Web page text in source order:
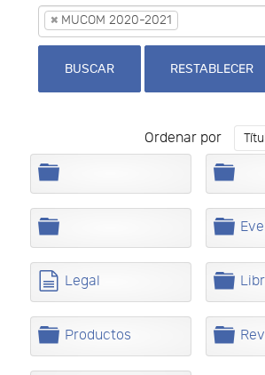
× MUCOM 2020-2021
BUSCAR RESTABLECER
Ordenar por
C
r
p
a
C
r
p
a
C
r
p
a
C
r
p
a
d
c
u
Legal
C
r
p
C
r
Productos
C